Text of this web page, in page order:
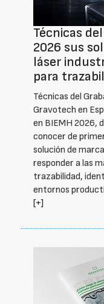
Técnicas
2026 sus
láser
para
Técnicas del
Gravotech en
en BIEMH 2026,
conocer de
solución de
responder a las
trazabilidad,
entornos
[+]